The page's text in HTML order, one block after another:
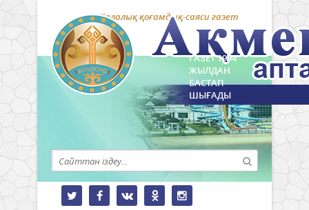
Қалалық қоғамдық-саяси газет
ГАЗЕТ 1994
ЖЫЛДАН
БАСТАП
ШЫҒАДЫ